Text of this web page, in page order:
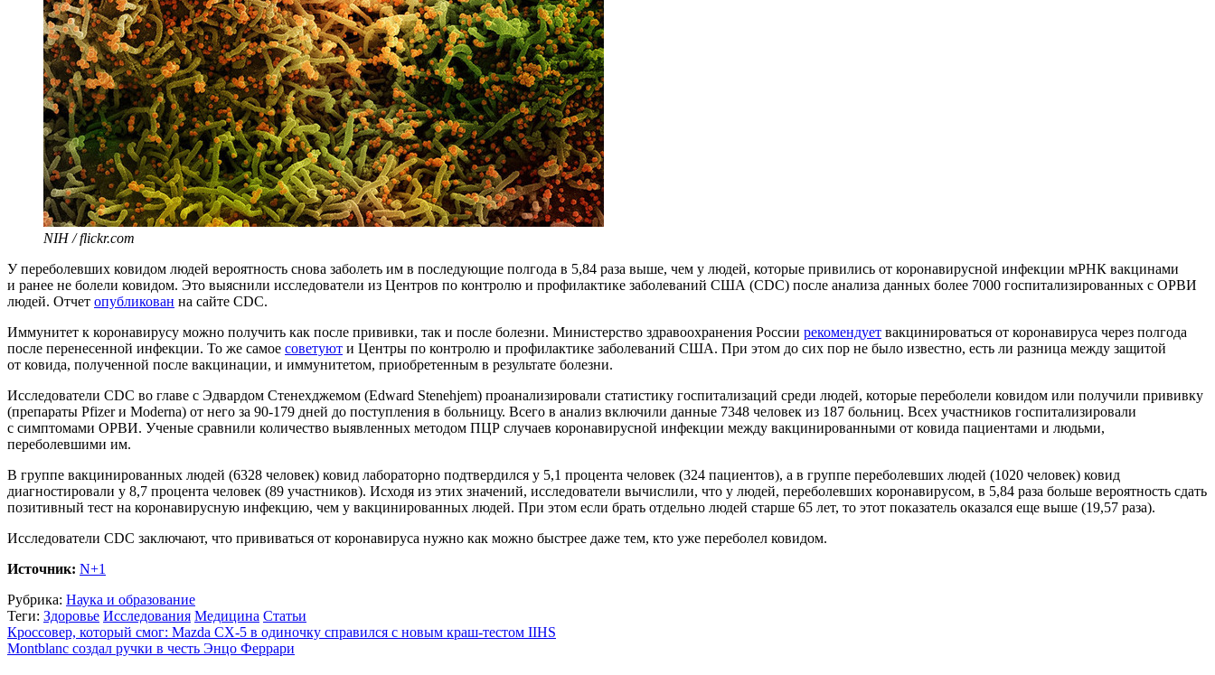
NIH / flickr.com
У переболевших ковидом людей вероятность снова заболеть им в последующие полгода в 5,84 раза выше, чем у людей, которые привились от коронавирусной инфекции мРНК вакцинами
и ранее не болели ковидом. Это выяснили исследователи из Центров по контролю и профилактике заболеваний США (CDC) после анализа данных более 7000 госпитализированных с ОРВИ
людей. Отчет опубликован на сайте CDC.
Иммунитет к коронавирусу можно получить как после прививки, так и после болезни. Министерство здравоохранения России рекомендует вакцинироваться от коронавируса через полгода
после перенесенной инфекции. То же самое советуют и Центры по контролю и профилактике заболеваний США. При этом до сих пор не было известно, есть ли разница между защитой
от ковида, полученной после вакцинации, и иммунитетом, приобретенным в результате болезни.
Исследователи CDC во главе с Эдвардом Стенехджемом (Edward Stenehjem) проанализировали статистику госпитализаций среди людей, которые переболели ковидом или получили прививку
(препараты Pfizer и Moderna) от него за 90-179 дней до поступления в больницу. Всего в анализ включили данные 7348 человек из 187 больниц. Всех участников госпитализировали
с симптомами ОРВИ. Ученые сравнили количество выявленных методом ПЦР случаев коронавирусной инфекции между вакцинированными от ковида пациентами и людьми,
переболевшими им.
В группе вакцинированных людей (6328 человек) ковид лабораторно подтвердился у 5,1 процента человек (324 пациентов), а в группе переболевших людей (1020 человек) ковид
диагностировали у 8,7 процента человек (89 участников). Исходя из этих значений, исследователи вычислили, что у людей, переболевших коронавирусом, в 5,84 раза больше вероятность сдать
позитивный тест на коронавирусную инфекцию, чем у вакцинированных людей. При этом если брать отдельно людей старше 65 лет, то этот показатель оказался еще выше (19,57 раза).
Исследователи CDC заключают, что прививаться от коронавируса нужно как можно быстрее даже тем, кто уже переболел ковидом.
Источник: N+1
Рубрика: Наука и образование
Теги: Здоровье Исследования Медицина Статьи
Кроссовер, который смог: Mazda CX-5 в одиночку справился с новым краш-тестом IIHS
Montblanc создал ручки в честь Энцо Феррари